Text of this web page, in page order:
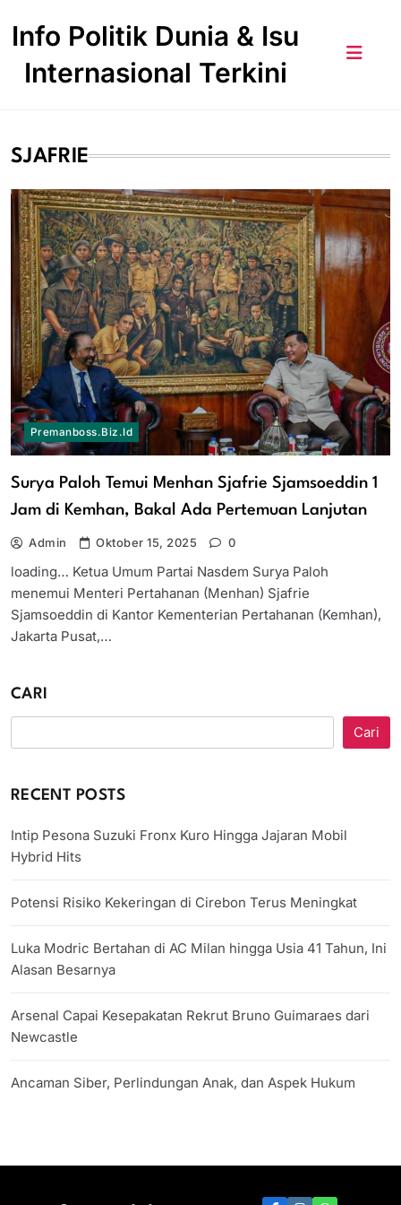
Info Politik Dunia & Isu
Internasional Terkini
SJAFRIE
Premanboss.biz.id
Surya Paloh Temui Menhan Sjafrie Sjamsoeddin 1
Jam di Kemhan, Bakal Ada Pertemuan Lanjutan
Admin Oktober 15, 2025 0
loading… Ketua Umum Partai Nasdem Surya Paloh
menemui Menteri Pertahanan (Menhan) Sjafrie
Sjamsoeddin di Kantor Kementerian Pertahanan (Kemhan),
Jakarta Pusat,…
CARI
Cari
RECENT POSTS
Intip Pesona Suzuki Fronx Kuro Hingga Jajaran Mobil
Hybrid Hits
Potensi Risiko Kekeringan di Cirebon Terus Meningkat
Luka Modric Bertahan di AC Milan hingga Usia 41 Tahun, Ini
Alasan Besarnya
Arsenal Capai Kesepakatan Rekrut Bruno Guimaraes dari
Newcastle
Ancaman Siber, Perlindungan Anak, dan Aspek Hukum